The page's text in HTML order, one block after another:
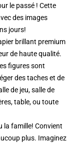
le passé ! Cette
des images
jours!
brillant premium
de haute qualité.
figures sont
des taches et de
de jeu, salle de
table, ou toute
la famille! Convient
plus. Imaginez